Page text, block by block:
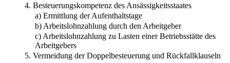
4. Besteuerungskompetenz des Ansässigkeitsstaates
a) Ermittlung der Aufenthaltstage
b) Arbeitslohnzahlung durch den Arbeitgeber
c) Arbeitslohnzahlung zu Lasten einer Betriebsstätte des
Arbeitgebers
5. Vermeidung der Doppelbesteuerung und Rückfallklauseln